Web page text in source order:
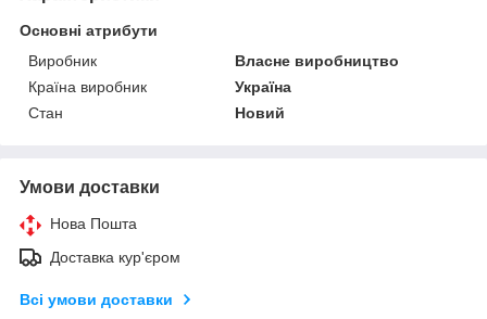
Основні атрибути
Виробник
Власне виробництво
Країна виробник
Україна
Стан
Новий
Умови доставки
Нова Пошта
Доставка кур'єром
Всі умови доставки